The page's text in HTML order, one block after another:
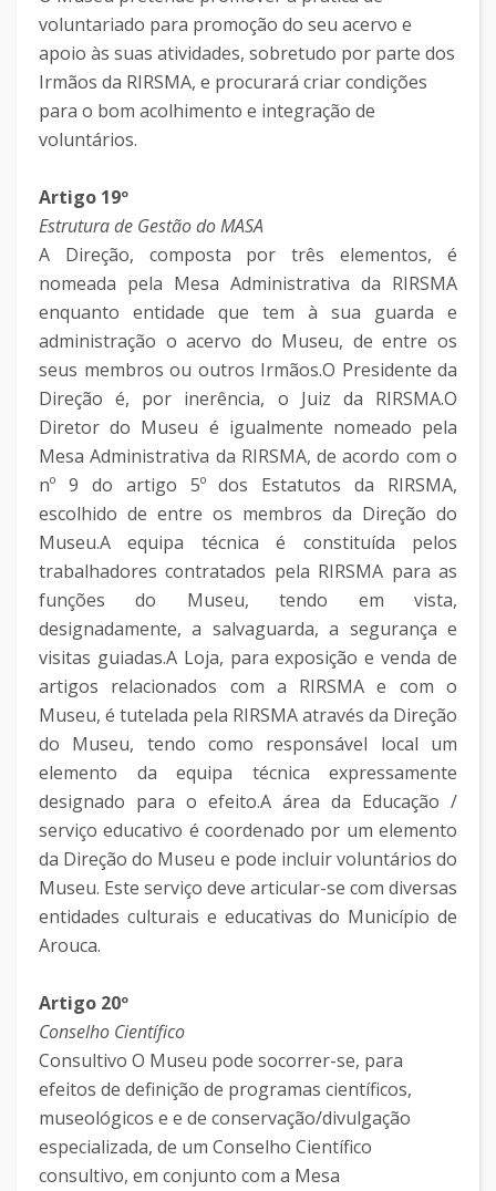
voluntariado para promoção do seu acervo e
apoio às suas atividades, sobretudo por parte dos
Irmãos da RIRSMA, e procurará criar condições
para o bom acolhimento e integração de
voluntários.
Artigo 19º
Estrutura de Gestão do MASA
A Direção, composta por três elementos, é
nomeada pela Mesa Administrativa da RIRSMA
enquanto entidade que tem à sua guarda e
administração o acervo do Museu, de entre os
seus membros ou outros Irmãos.O Presidente da
Direção é, por inerência, o Juiz da RIRSMA.O
Diretor do Museu é igualmente nomeado pela
Mesa Administrativa da RIRSMA, de acordo com o
nº 9 do artigo 5º dos Estatutos da RIRSMA,
escolhido de entre os membros da Direção do
Museu.A equipa técnica é constituída pelos
trabalhadores contratados pela RIRSMA para as
funções do Museu, tendo em vista,
designadamente, a salvaguarda, a segurança e
visitas guiadas.A Loja, para exposição e venda de
artigos relacionados com a RIRSMA e com o
Museu, é tutelada pela RIRSMA através da Direção
do Museu, tendo como responsável local um
elemento da equipa técnica expressamente
designado para o efeito.A área da Educação /
serviço educativo é coordenado por um elemento
da Direção do Museu e pode incluir voluntários do
Museu. Este serviço deve articular-se com diversas
entidades culturais e educativas do Município de
Arouca.
Artigo 20º
Conselho Científico
Consultivo O Museu pode socorrer-se, para
efeitos de definição de programas científicos,
museológicos e e de conservação/divulgação
especializada, de um Conselho Científico
consultivo, em conjunto com a Mesa